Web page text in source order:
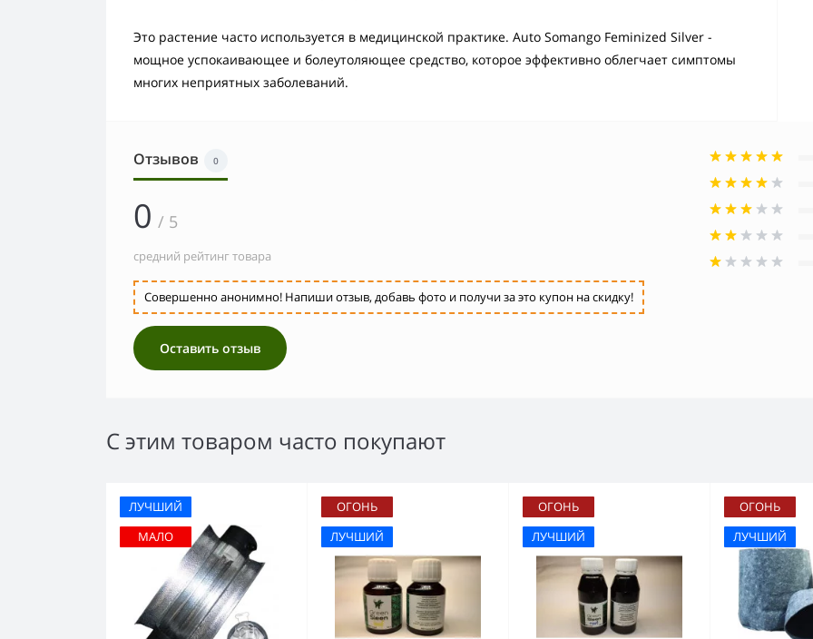
Это растение часто используется в медицинской практике. Auto Somango Feminized Silver -
мощное успокаивающее и болеутоляющее средство, которое эффективно облегчает симптомы
многих неприятных заболеваний.
Отзывов 0
0 / 5
средний рейтинг товара
Совершенно анонимно! Напиши отзыв, добавь фото и получи за это купон на скидку!
Оставить отзыв
С этим товаром часто покупают
ЛУЧШИЙ
МАЛО
ОГОНЬ
ЛУЧШИЙ
ОГОНЬ
ЛУЧШИЙ
ОГОНЬ
ЛУЧШИЙ